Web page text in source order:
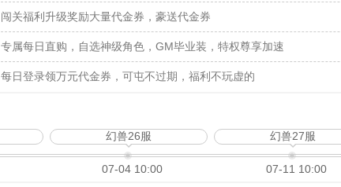
闯关福利升级奖励大量代金券，豪送代金券
专属每日直购，自选神级角色，GM毕业装，特权尊享加速
每日登录领万元代金券，可屯不过期，福利不玩虚的
幻兽26服
07-04 10:00
幻兽27服
07-11 10:00